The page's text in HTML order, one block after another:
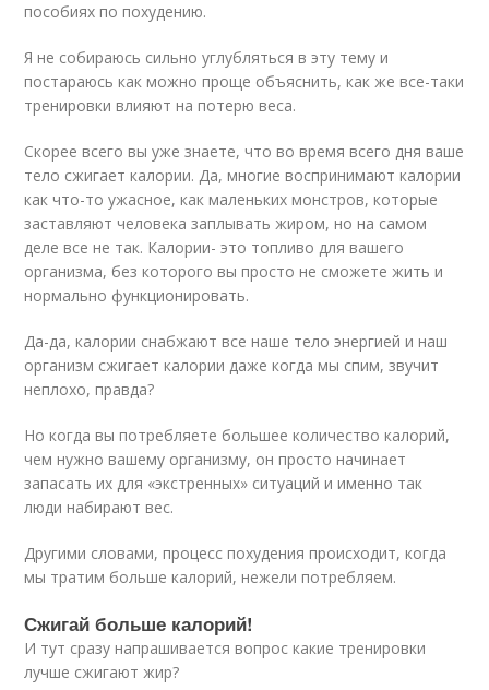
пособиях по похудению.
Я не собираюсь сильно углубляться в эту тему и
постараюсь как можно проще объяснить, как же все-таки
тренировки влияют на потерю веса.
Скорее всего вы уже знаете, что во время всего дня ваше
тело сжигает калории. Да, многие воспринимают калории
как что-то ужасное, как маленьких монстров, которые
заставляют человека заплывать жиром, но на самом
деле все не так. Калории- это топливо для вашего
организма, без которого вы просто не сможете жить и
нормально функционировать.
Да-да, калории снабжают все наше тело энергией и наш
организм сжигает калории даже когда мы спим, звучит
неплохо, правда?
Но когда вы потребляете большее количество калорий,
чем нужно вашему организму, он просто начинает
запасать их для «экстренных» ситуаций и именно так
люди набирают вес.
Другими словами, процесс похудения происходит, когда
мы тратим больше калорий, нежели потребляем.
Сжигай больше калорий!
И тут сразу напрашивается вопрос какие тренировки
лучше сжигают жир?